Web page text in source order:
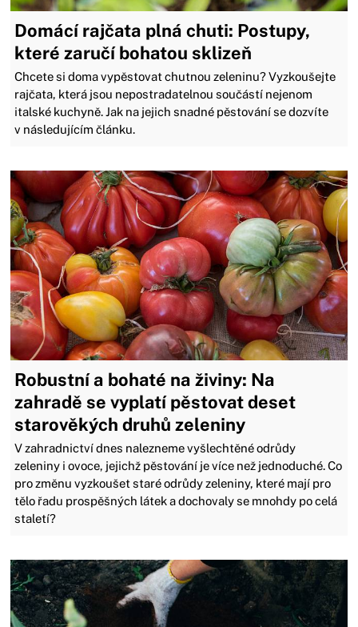
Domácí rajčata plná chuti: Postupy,
které zaručí bohatou sklizeň
Chcete si doma vypěstovat chutnou zeleninu? Vyzkoušejte
rajčata, která jsou nepostradatelnou součástí nejenom
italské kuchyně. Jak na jejich snadné pěstování se dozvíte
v následujícím článku.
Robustní a bohaté na živiny: Na
zahradě se vyplatí pěstovat deset
starověkých druhů zeleniny
V zahradnictví dnes nalezneme vyšlechtěné odrůdy
zeleniny i ovoce, jejichž pěstování je více než jednoduché. Co
pro změnu vyzkoušet staré odrůdy zeleniny, které mají pro
tělo řadu prospěšných látek a dochovaly se mnohdy po celá
staletí?